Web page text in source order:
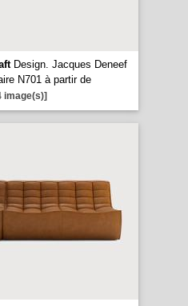
Design. Jacques Deneef
N701 à partir de
image(s)]